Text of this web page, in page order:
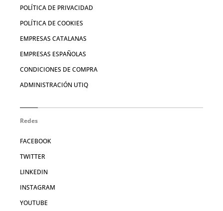
POLÍTICA DE PRIVACIDAD
POLÍTICA DE COOKIES
EMPRESAS CATALANAS
EMPRESAS ESPAÑOLAS
CONDICIONES DE COMPRA
ADMINISTRACIÓN UTIQ
Redes
FACEBOOK
TWITTER
LINKEDIN
INSTAGRAM
YOUTUBE